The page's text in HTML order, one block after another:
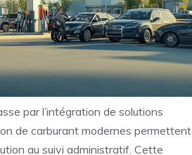
par l’intégration de solutions
de carburant modernes permettent
au suivi administratif. Cette